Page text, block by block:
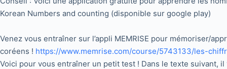
Korean Numbers and counting (disponible sur google play)
Venez vous entraîner sur l’appli MEMRISE pour mémoriser/
coréens ! https://www.memrise.com/course/5743133/les-
Voici pour vous entraîner un petit test ! Dans le texte suivant,